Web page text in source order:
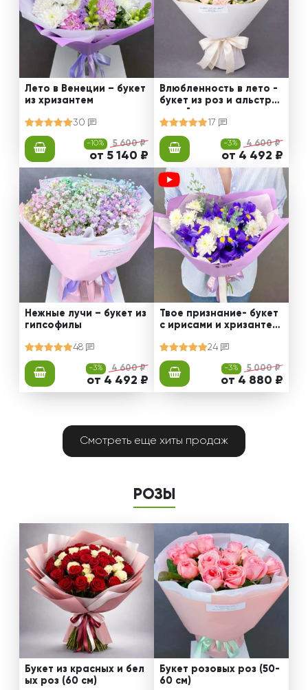
Лето в Венеции – букет
из хризантем
30
-10% 5 600 ₽
от 5 140 ₽
Влюбленность в лето -
букет из роз и альстро
мерий
17
-3% 4 600 ₽
от 4 492 ₽
Нежные лучи – букет из
гипсофилы
48
-3% 4 600 ₽
от 4 492 ₽
Твое признание- букет
с ирисами и хризантем
24
-3% 5 000 ₽
от 4 880 ₽
Смотреть еще хиты продаж
РОЗЫ
Букет из красных и бел
ых роз (60 см)
Букет розовых роз (50-
60 см)